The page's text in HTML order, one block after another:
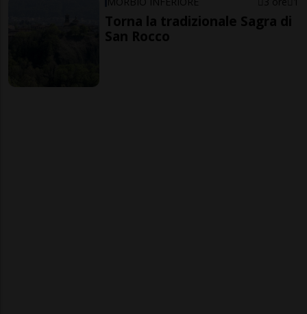
Torna la tradizionale Sagra di
San Rocco